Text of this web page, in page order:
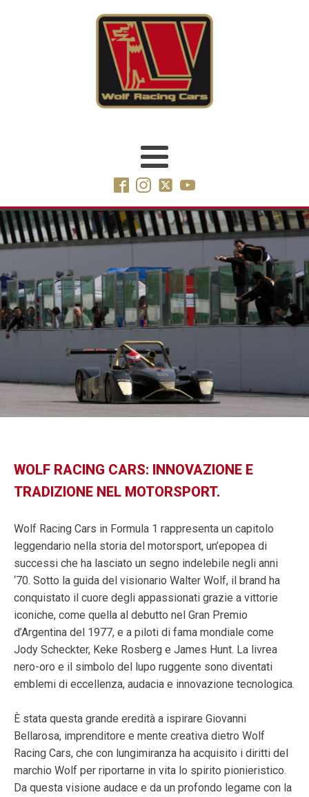
WOLF RACING CARS: INNOVAZIONE E
TRADIZIONE NEL MOTORSPORT.
Wolf Racing Cars in Formula 1 rappresenta un capitolo
leggendario nella storia del motorsport, un’epopea di
successi che ha lasciato un segno indelebile negli anni
‘70. Sotto la guida del visionario Walter Wolf, il brand ha
conquistato il cuore degli appassionati grazie a vittorie
iconiche, come quella al debutto nel Gran Premio
d’Argentina del 1977, e a piloti di fama mondiale come
Jody Scheckter, Keke Rosberg e James Hunt. La livrea
nero-oro e il simbolo del lupo ruggente sono diventati
emblemi di eccellenza, audacia e innovazione tecnologica.
È stata questa grande eredità a ispirare Giovanni
Bellarosa, imprenditore e mente creativa dietro Wolf
Racing Cars, che con lungimiranza ha acquisito i diritti del
marchio Wolf per riportarne in vita lo spirito pionieristico.
Da questa visione audace e da un profondo legame con la